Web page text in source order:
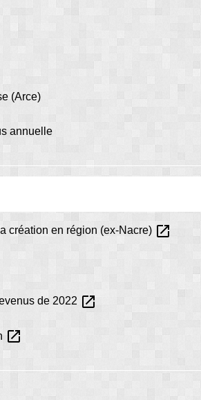
(Arce)
annuelle
création en région (ex-Nacre) open_in_new
de 2022 open_in_new
open_in_new